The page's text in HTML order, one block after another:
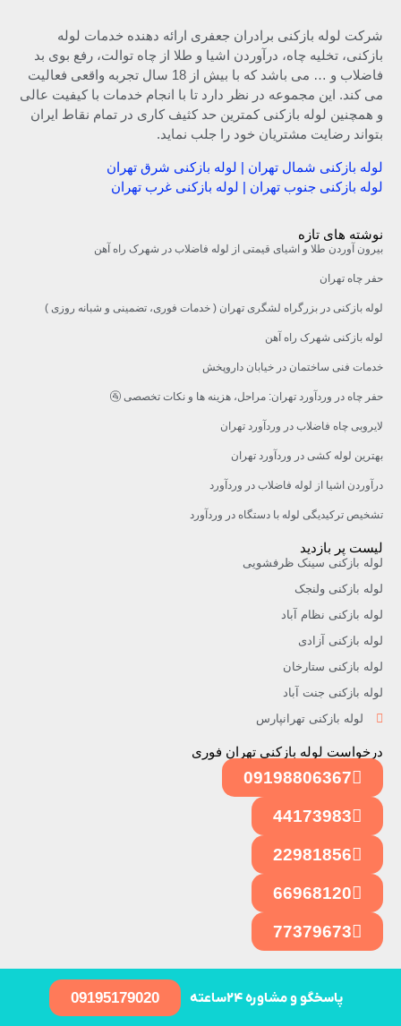
شرکت لوله بازکنی برادران جعفری ارائه دهنده خدمات لوله
بازکنی، تخلیه چاه، درآوردن اشیا و طلا از چاه توالت، رفع بوی بد
فاضلاب و … می باشد که با بیش از 18 سال تجربه واقعی فعالیت
می کند. این مجموعه در نظر دارد تا با انجام خدمات با کیفیت عالی
و همچنین لوله بازکنی کمترین حد کثیف کاری در تمام نقاط ایران
بتواند رضایت مشتریان خود را جلب نماید.
لوله بازکنی شمال تهران | لوله بازکنی شرق تهران
لوله بازکنی جنوب تهران | لوله بازکنی غرب تهران
نوشته های تازه
بیرون آوردن طلا و اشیای قیمتی از لوله فاضلاب در شهرک راه‌ آهن
حفر چاه تهران
لوله بازکنی در بزرگراه لشگری تهران ( خدمات فوری، تضمینی و شبانه روزی )
لوله بازکنی شهرک راه آهن
خدمات فنی ساختمان در خیابان داروپخش
حفر چاه در وردآورد تهران: مراحل، هزینه‌ ها و نکات تخصصی 🚰
لایروبی چاه فاضلاب در وردآورد تهران
بهترین لوله کشی در وردآورد تهران
درآوردن اشیا از لوله فاضلاب در وردآورد
تشخیص ترکیدیگی لوله با دستگاه در وردآورد
لیست پر بازدید
لوله بازکنی سینک ظرفشویی
لوله بازکنی ولنجک
لوله بازکنی نظام آباد
لوله بازکنی آزادی
لوله بازکنی ستارخان
لوله بازکنی جنت آباد
لوله بازکنی تهرانپارس
درخواست لوله بازکنی تهران فوری
09198806367
44173983
22981856
66968120
77379673
پاسخگو و مشاوره ۲۴ساعته 09195179020